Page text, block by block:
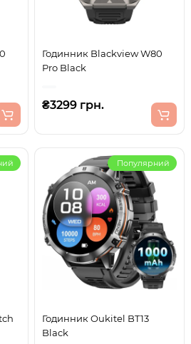
Годинник Blackview W80
Pro Black
₴3299 грн.
Популярний
Годинник Oukitel BT13
Black